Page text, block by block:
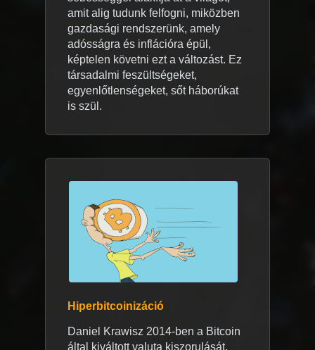
amit alig tudunk felfogni, miközben
gazdasági rendszerünk, amely
adósságra és inflációra épül,
képtelen követni ezt a változást. Ez
társadalmi feszültségeket,
egyenlőtlenségeket, sőt háborúkat
is szül.
Hiperbitcoinizáció
Daniel Krawisz 2014-ben a Bitcoin
által kiváltott valuta kiszorulását,